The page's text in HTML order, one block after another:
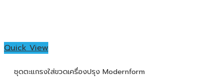
Quick View
ชุดตะแกรงใส่ขวดเครื่องปรุง Modernform